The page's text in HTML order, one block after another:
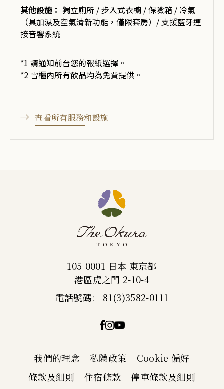
其他設施： 獨立廁所 / 步入式衣櫥 / 保險箱 / 冷氣
（具加濕及空氣清新功能，僅限套房）/ 支援藍牙連
接音響系統
*1 請通知前台您的報紙選擇。
*2 雪櫃內所有飲品均為免費提供。
查看所有服務和設施
105-0001 日本 東京都
港區虎之門 2-10-4
電話號碼: +81(3)3582-0111
我們的理念 私隱政策
Cookie 偏好
條款及細則
住宿條款
停車條款及細則